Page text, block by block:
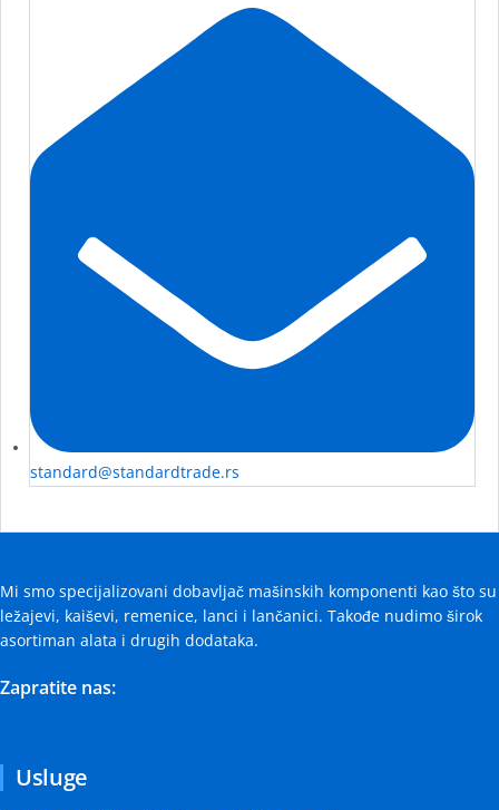
standard@standardtrade.rs
Mi smo specijalizovani dobavljač mašinskih komponenti kao što su
ležajevi, kaiševi, remenice, lanci i lančanici. Takođe nudimo širok
asortiman alata i drugih dodataka.
Zapratite nas:
Usluge